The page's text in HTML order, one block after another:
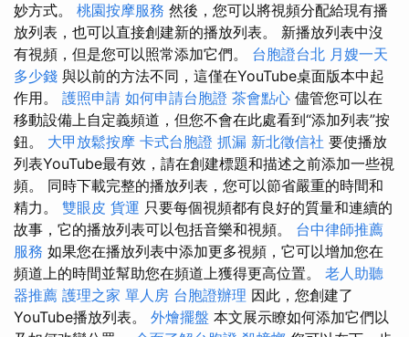
妙方式。 桃園按摩服務 然後，您可以將視頻分配給現有播
放列表，也可以直接創建新的播放列表。 新播放列表中沒
有視頻，但是您可以照常添加它們。 台胞證台北 月嫂一天
多少錢 與以前的方法不同，這僅在YouTube桌面版本中起
作用。 護照申請 如何申請台胞證 茶會點心 儘管您可以在
移動設備上自定義頻道，但您不會在此處看到“添加列表”按
鈕。 大甲放鬆按摩 卡式台胞證 抓漏 新北徵信社 要使播放
列表YouTube最有效，請在創建標題和描述之前添加一些視
頻。 同時下載完整的播放列表，您可以節省嚴重的時間和
精力。 雙眼皮 貨運 只要每個視頻都有良好的質量和連續的
故事，它的播放列表可以包括音樂和視頻。 台中律師推薦
服務 如果您在播放列表中添加更多視頻，它可以增加您在
頻道上的時間並幫助您在頻道上獲得更高位置。 老人助聽
器推薦 護理之家 單人房 台胞證辦理 因此，您創建了
YouTube播放列表。 外燴擺盤 本文展示瞭如何添加它們以